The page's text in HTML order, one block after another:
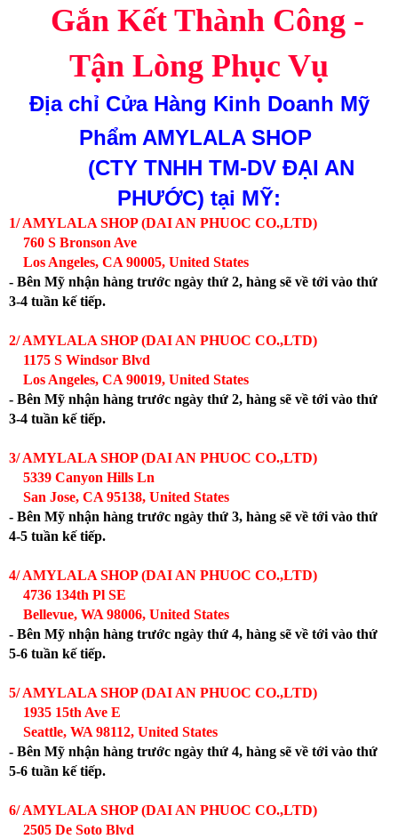
Gắn Kết Thành Công -
Tận Lòng Phục Vụ
Địa chỉ Cửa Hàng Kinh Doanh Mỹ
Phẩm AMYLALA SHOP
(CTY TNHH TM-DV ĐẠI AN
PHƯỚC) tại MỸ:
1/ AMYLALA SHOP (DAI AN PHUOC CO.,LTD)
760 S Bronson Ave
Los Angeles, CA 90005, United States
- Bên Mỹ nhận hàng trước ngày thứ 2, hàng sẽ về tới vào thứ
3-4 tuần kế tiếp.
2/ AMYLALA SHOP (DAI AN PHUOC CO.,LTD)
1175 S Windsor Blvd
Los Angeles, CA 90019, United States
- Bên Mỹ nhận hàng trước ngày thứ 2, hàng sẽ về tới vào thứ
3-4 tuần kế tiếp.
3/ AMYLALA SHOP (DAI AN PHUOC CO.,LTD)
5339 Canyon Hills Ln
San Jose, CA 95138, United States
- Bên Mỹ nhận hàng trước ngày thứ 3, hàng sẽ về tới vào thứ
4-5 tuần kế tiếp.
4/ AMYLALA SHOP (DAI AN PHUOC CO.,LTD)
4736 134th Pl SE
Bellevue, WA 98006, United States
- Bên Mỹ nhận hàng trước ngày thứ 4, hàng sẽ về tới vào thứ
5-6 tuần kế tiếp.
5/ AMYLALA SHOP (DAI AN PHUOC CO.,LTD)
1935 15th Ave E
Seattle, WA 98112, United States
- Bên Mỹ nhận hàng trước ngày thứ 4, hàng sẽ về tới vào thứ
5-6 tuần kế tiếp.
6/ AMYLALA SHOP (DAI AN PHUOC CO.,LTD)
2505 De Soto Blvd